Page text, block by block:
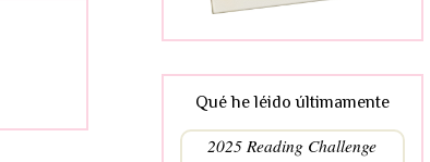
Qué he léido últimamente
2025 Reading Challenge